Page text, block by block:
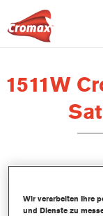
1511W
Dieses
Basislacksystems.
Wir verarbeiten Ihre
und Dienste zu